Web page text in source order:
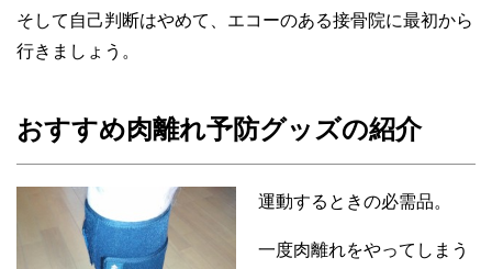
そして自己判断はやめて、エコーのある接骨院に最初から
行きましょう。
おすすめ肉離れ予防グッズの紹介
運動するときの必需品。
一度肉離れをやってしまう